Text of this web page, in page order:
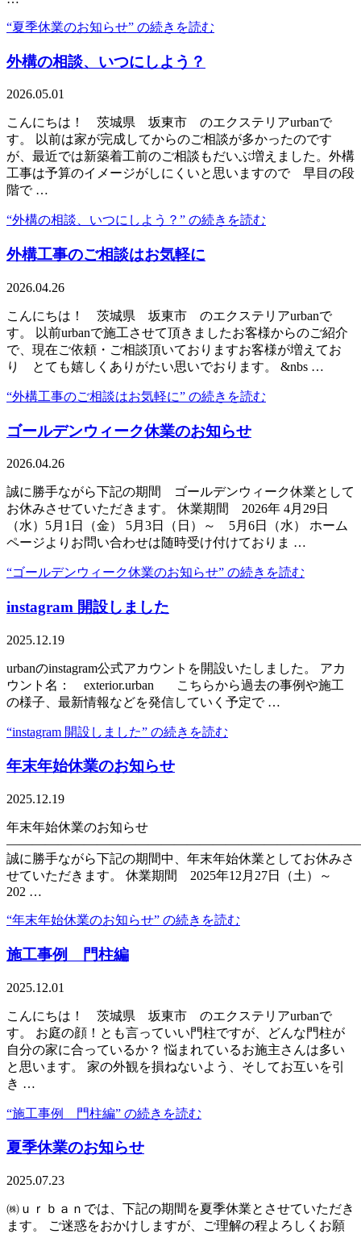
“夏季休業のお知らせ” の続きを読む
外構の相談、いつにしよう？
2026.05.01
こんにちは！ 茨城県 坂東市 のエクステリアurbanで
す。 以前は家が完成してからのご相談が多かったのです
が、最近では新築着工前のご相談もだいぶ増えました。外構
工事は予算のイメージがしにくいと思いますので 早目の段
階で …
“外構の相談、いつにしよう？” の続きを読む
外構工事のご相談はお気軽に
2026.04.26
こんにちは！ 茨城県 坂東市 のエクステリアurbanで
す。 以前urbanで施工させて頂きましたお客様からのご紹介
で、現在ご依頼・ご相談頂いておりますお客様が増えてお
り とても嬉しくありがたい思いでおります。 &nbs …
“外構工事のご相談はお気軽に” の続きを読む
ゴールデンウィーク休業のお知らせ
2026.04.26
誠に勝手ながら下記の期間 ゴールデンウィーク休業として
お休みさせていただきます。 休業期間 2026年 4月29日
（水）5月1日（金） 5月3日（日）～ 5月6日（水） ホーム
ページよりお問い合わせは随時受け付けておりま …
“ゴールデンウィーク休業のお知らせ” の続きを読む
instagram 開設しました
2025.12.19
urbanのinstagram公式アカウントを開設いたしました。 アカ
ウント名： exterior.urban こちらから過去の事例や施工
の様子、最新情報などを発信していく予定で …
“instagram 開設しました” の続きを読む
年末年始休業のお知らせ
2025.12.19
年末年始休業のお知らせ
誠に勝手ながら下記の期間中、年末年始休業としてお休みさ
せていただきます。 休業期間 2025年12月27日（土）～
202 …
“年末年始休業のお知らせ” の続きを読む
施工事例 門柱編
2025.12.01
こんにちは！ 茨城県 坂東市 のエクステリアurbanで
す。 お庭の顔！とも言っていい門柱ですが、どんな門柱が
自分の家に合っているか？ 悩まれているお施主さんは多い
と思います。 家の外観を損ねないよう、そしてお互いを引
き …
“施工事例 門柱編” の続きを読む
夏季休業のお知らせ
2025.07.23
㈱ｕｒｂａｎでは、下記の期間を夏季休業とさせていただき
ます。 ご迷惑をおかけしますが、ご理解の程よろしくお願